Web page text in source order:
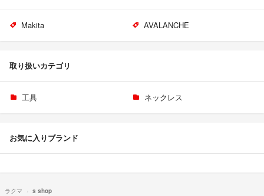
Makita AVALANCHE
取り扱いカテゴリ
工具 ネックレス
お気に入りブランド
ラクマ s shop